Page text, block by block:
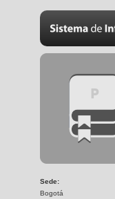
Sede:
Bogotá